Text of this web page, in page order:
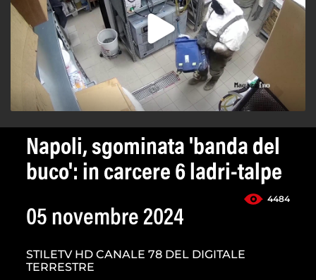
Napoli, sgominata 'banda del
buco': in carcere 6 ladri-talpe
4484
05 novembre 2024
STILETV HD CANALE 78 DEL DIGITALE
TERRESTRE